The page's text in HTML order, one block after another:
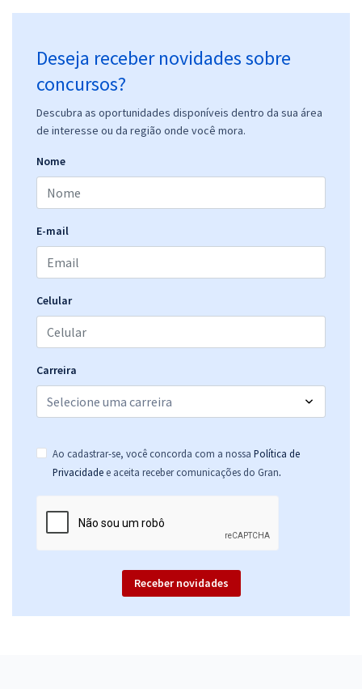
Deseja receber novidades sobre
concursos?
Descubra as oportunidades disponíveis dentro da sua área
de interesse ou da região onde você mora.
Nome
E-mail
Celular
Carreira
Ao cadastrar-se, você concorda com a nossa Política de
Privacidade e aceita receber comunicações do Gran.
Receber novidades